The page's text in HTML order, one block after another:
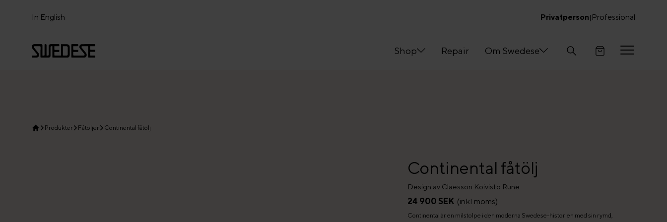
In English Privatperson| Professional
Shop Repair Om Swedese
Produkter Fåtöljer Continental fåtölj
Continental fåtölj
Design av Claesson Koivisto Rune
24 900 SEK (inkl moms)
Continental är en milstolpe i den moderna Swedese-historien med sin rymd,